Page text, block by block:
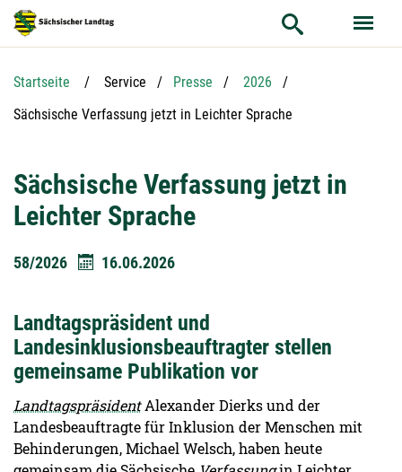
Hauptnavigation
Hauptinhalt
Service
Startseite Service Presse
2026
Aktuelle Seite:
Sächsische Verfassung jetzt in Leichter Sprache
Sächsische Verfassung jetzt in
Leichter Sprache
58/2026 16.06.2026
Landtagspräsident und
Landesinklusionsbeauftragter stellen
gemeinsame Publikation vor
LandtagspräsidentAlexander Dierks und der
Landesbeauftragte für Inklusion der Menschen mit
Behinderungen, Michael Welsch, haben heute